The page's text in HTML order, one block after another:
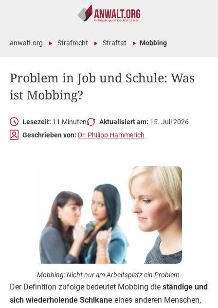
Problem in Job und Schule: Was
ist Mobbing?
anwalt.org Strafrecht Straftat Mobbing
Lesezeit: 11 Minuten Aktualisiert am: 15. Juli 2026
Geschrieben von: Dr. Philipp Hammerich
Mobbing: Nicht nur am Arbeitsplatz ein Problem.
Der Definition zufolge bedeutet Mobbing die ständige und
sich wiederholende Schikane eines anderen Menschen,